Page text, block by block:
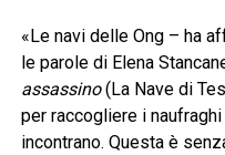
«Le navi delle Ong – ha
le parole di Elena
assassino(La Nave di
per raccogliere i
incontrano. Questa è